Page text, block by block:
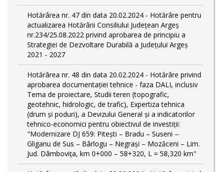
Hotărârea nr. 47 din data 20.02.2024 - Hotărâre pentru
actualizarea Hotărârii Consiliului Județean Argeș
nr.234/25.08.2022 privind aprobarea de principiu a
Strategiei de Dezvoltare Durabilă a Județului Argeș
2021 - 2027
Hotărârea nr. 48 din data 20.02.2024 - Hotărâre privind
aprobarea documentației tehnice - faza DALI, inclusiv
Tema de proiectare, Studii teren (topografic,
geotehnic, hidrologic, de trafic), Expertiza tehnica
(drum și poduri), a Devizului General și a indicatorilor
tehnico-economici pentru obiectivul de investiții:
"Modernizare DJ 659: Pitești – Bradu – Suseni –
Gliganu de Sus – Bârlogu – Negrași – Mozăceni – Lim.
Jud. Dâmboviţa, km 0+000 – 58+320, L = 58,320 km"